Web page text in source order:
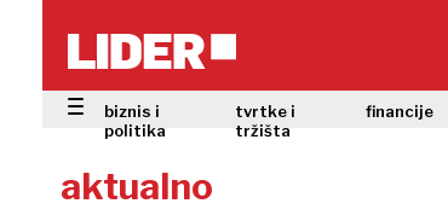
biznis i
politika
tvrtke i
tržišta
financije
aktualno